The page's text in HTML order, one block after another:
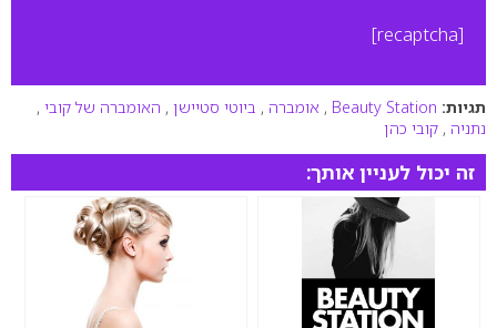
[recaptcha]
תגיות: Beauty Station
, אומברה , ביוטי סטיישן , האומברה של קובי ,
נתניה , קובי כהן
זה יכול לעניין אותך: